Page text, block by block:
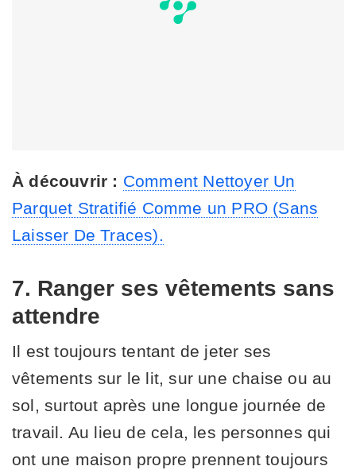
À découvrir : Comment Nettoyer Un
Parquet Stratifié Comme un PRO (Sans
Laisser De Traces).
7. Ranger ses vêtements sans
attendre
Il est toujours tentant de jeter ses
vêtements sur le lit, sur une chaise ou au
sol, surtout après une longue journée de
travail. Au lieu de cela, les personnes qui
ont une maison propre prennent toujours